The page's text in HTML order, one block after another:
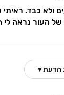
ולא כבד. ראיתי
העור נראה לי